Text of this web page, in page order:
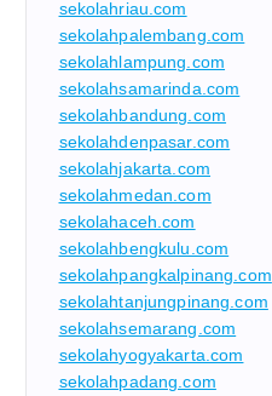
sekolahriau.com
sekolahpalembang.com
sekolahlampung.com
sekolahsamarinda.com
sekolahbandung.com
sekolahdenpasar.com
sekolahjakarta.com
sekolahmedan.com
sekolahaceh.com
sekolahbengkulu.com
sekolahpangkalpinang.com
sekolahtanjungpinang.com
sekolahsemarang.com
sekolahyogyakarta.com
sekolahpadang.com